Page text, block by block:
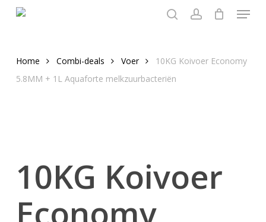
Menu
Home Combi-deals Voer
10KG Koivoer Economy
5.8MM + 1L Aquaforte melkzuurbacteriën
10KG Koivoer
Economy